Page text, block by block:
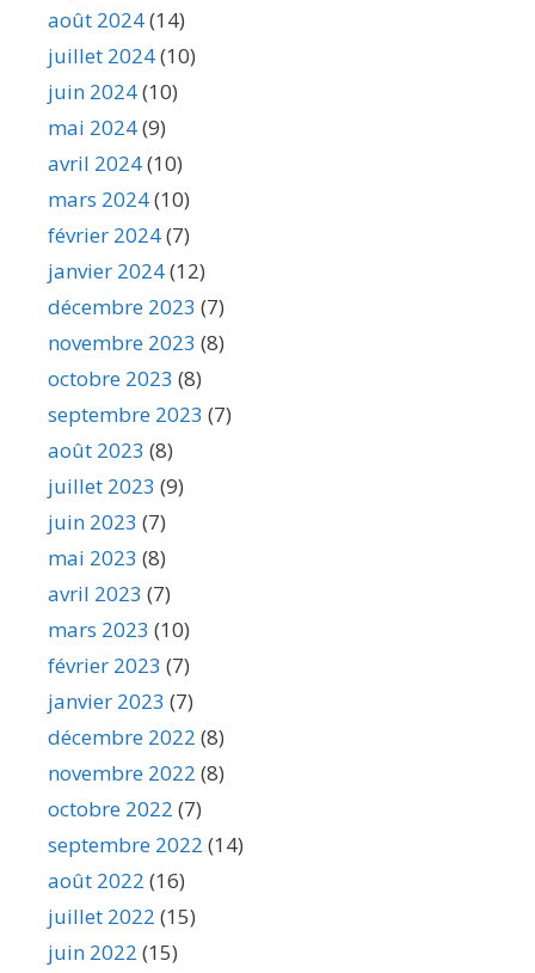
août 2024(14)
juillet 2024(10)
juin 2024(10)
mai 2024(9)
avril 2024(10)
mars 2024(10)
février 2024(7)
janvier 2024(12)
décembre 2023 (7)
novembre 2023 (8)
octobre 2023 (8)
septembre 2023 (7)
août 2023 (8)
juillet 2023 (9)
juin 2023 (7)
mai 2023 (8)
avril 2023 (7)
mars 2023 (10)
février 2023 (7)
janvier 2023 (7)
décembre 2022 (8)
novembre 2022 (8)
octobre 2022 (7)
septembre 2022 (14)
août 2022 (16)
juillet 2022 (15)
juin 2022 (15)